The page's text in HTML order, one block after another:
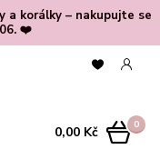
a korálky – nakupujte se
❤️
0
0,00 Kč